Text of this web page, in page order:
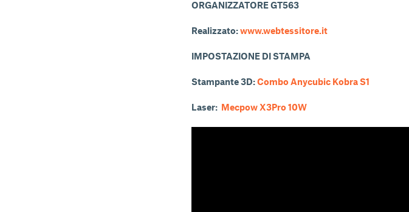
ORGANIZZATORE GT563
Realizzato:www.webtessitore.it
IMPOSTAZIONE DI STAMPA
Stampante 3D:Combo Anycubic Kobra S1
Laser: Mecpow X3Pro 10W